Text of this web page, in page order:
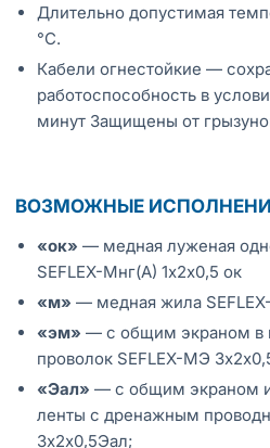
Длительно допустимая
°C.
Кабели огнестойкие —
работоспособность в
минут Защищены от
ВОЗМОЖНЫЕ
«ок» — медная луженая
SEFLEX-Мнг(А) 1х2х0,5 ок
«м» — медная жила
«эм» — с общим экраном в
проволок SEFLEX-MЭ
«Эал» — с общим экраном
ленты с дренажным
3х2х0,5Эал;